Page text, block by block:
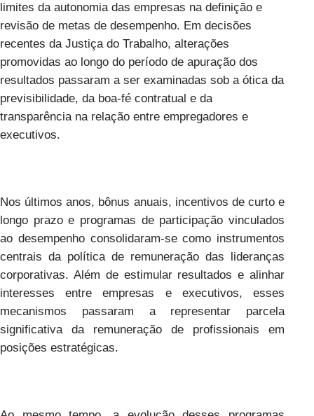
limites da autonomia das empresas na definição e
revisão de metas de desempenho. Em decisões
recentes da Justiça do Trabalho, alterações
promovidas ao longo do período de apuração dos
resultados passaram a ser examinadas sob a ótica da
previsibilidade, da boa-fé contratual e da
transparência na relação entre empregadores e
executivos.
Nos últimos anos, bônus anuais, incentivos de curto e
longo prazo e programas de participação vinculados
ao desempenho consolidaram-se como instrumentos
centrais da política de remuneração das lideranças
corporativas. Além de estimular resultados e alinhar
interesses entre empresas e executivos, esses
mecanismos passaram a representar parcela
significativa da remuneração de profissionais em
posições estratégicas.